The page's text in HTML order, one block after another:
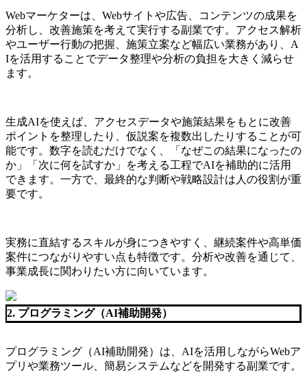
Webマーケターは、Webサイトや広告、コンテンツの成果を
分析し、改善施策を考えて実行する副業です。アクセス解析
やユーザー行動の把握、施策立案など幅広い業務があり、A
Iを活用することでデータ整理や分析の負担を大きく減らせ
ます。
生成AIを使えば、アクセスデータや施策結果をもとに改善
ポイントを整理したり、仮説案を複数出したりすることが可
能です。数字を読むだけでなく、「なぜこの結果になったの
か」「次に何を試すか」を考える工程でAIを補助的に活用
できます。一方で、最終的な判断や戦略設計は人の役割が重
要です。
実務に直結するスキルが身につきやすく、継続案件や高単価
案件につながりやすい点も特徴です。分析や改善を通じて、
事業成長に関わりたい方に向いています。
2. プログラミング（AI補助開発）
プログラミング（AI補助開発）は、AIを活用しながらWebア
プリや業務ツール、簡易システムなどを開発する副業です。